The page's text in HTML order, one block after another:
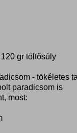
gr töltősúly
- tökéletes
paradicsom is
most: